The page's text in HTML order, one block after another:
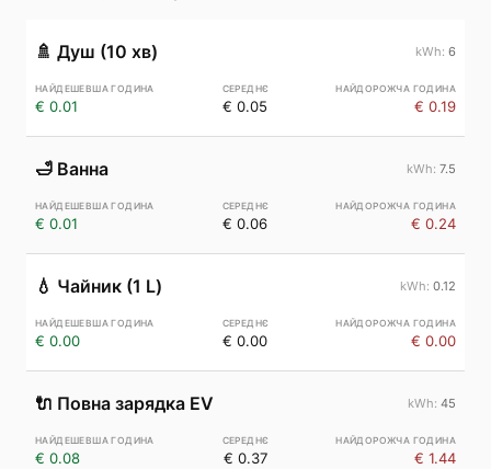
🚿 Душ (10 хв) 6
€ 0.01 € 0.05 € 0.19
🛁 Ванна 7.5
€ 0.01 € 0.06 € 0.24
💧 Чайник (1 L) 0.12
€ 0.00 € 0.00 € 0.00
🔌 Повна зарядка EV 45
€ 0.08 € 0.37 € 1.44